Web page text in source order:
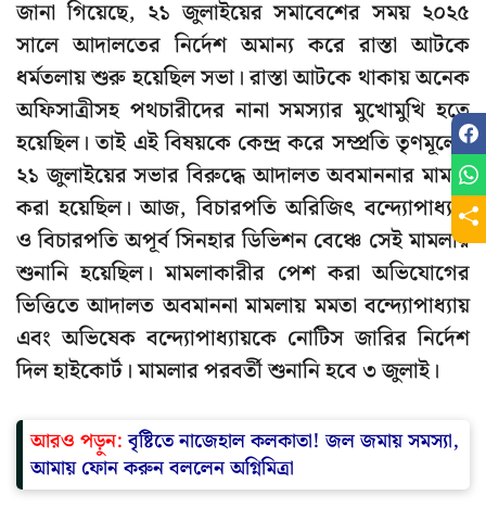
জানা গিয়েছে, ২১ জুলাইয়ের সমাবেশের সময় ২০২৫
সালে আদালতের নির্দেশ অমান্য করে রাস্তা আটকে
ধর্মতলায় শুরু হয়েছিল সভা। রাস্তা আটকে থাকায় অনেক
অফিসাত্রীসহ পথচারীদের নানা সমস্যার মুখোমুখি হতে
হয়েছিল। তাই এই বিষয়কে কেন্দ্র করে সম্প্রতি তৃণমূলের
২১ জুলাইয়ের সভার বিরুদ্ধে আদালত অবমাননার মামলা
করা হয়েছিল। আজ, বিচারপতি অরিজিৎ বন্দ্যোপাধ্যায়
ও বিচারপতি অপূর্ব সিনহার ডিভিশন বেঞ্চে সেই মামলার
শুনানি হয়েছিল। মামলাকারীর পেশ করা অভিযোগের
ভিত্তিতে আদালত অবমাননা মামলায় মমতা বন্দ্যোপাধ্যায়
এবং অভিষেক বন্দ্যোপাধ্যায়কে নোটিস জারির নির্দেশ
দিল হাইকোর্ট। মামলার পরবর্তী শুনানি হবে ৩ জুলাই।
আরও পড়ুন:বৃষ্টিতে নাজেহাল কলকাতা! জল জমায় সমস্যা,
আমায় ফোন করুন বললেন অগ্নিমিত্রা